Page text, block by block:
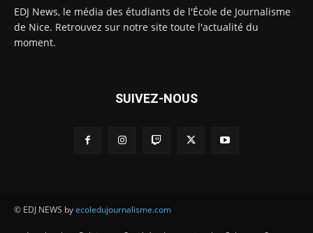
EDJ News, le média des étudiants de l'École de Journalisme
de Nice. Retrouvez sur notre site toute l'actualité du
moment.
SUIVEZ-NOUS
© EDJ NEWS byecoledujournalisme.com